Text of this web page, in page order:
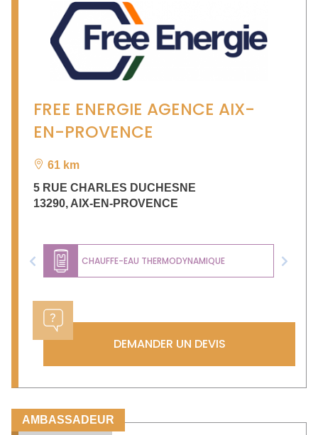
FREE ENERGIE AGENCE AIX-
EN-PROVENCE
61 km
5 RUE CHARLES DUCHESNE
13290, AIX-EN-PROVENCE
CHAUFFE-EAU THERMODYNAMIQUE
Previous Next
DEMANDER UN DEVIS
AMBASSADEUR